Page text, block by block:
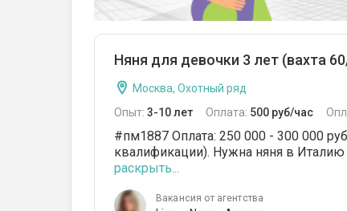
Няня для девочки 3 лет (вахта
Москва, Охотный ряд
Опыт: 3-10 лет Оплата: 500 руб/час
#пм1887 Оплата: 250 000 - 300 000
квалификации). Нужна няня в Италию
раскрыть...
Вакансия от агентства